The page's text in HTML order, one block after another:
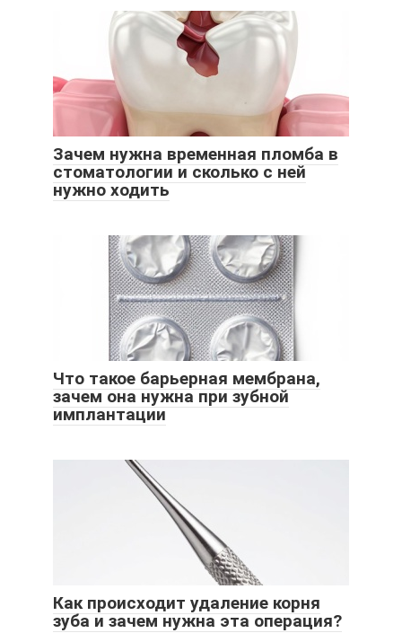
Зачем нужна временная пломба в
стоматологии и сколько с ней
нужно ходить
Что такое барьерная мембрана,
зачем она нужна при зубной
имплантации
Как происходит удаление корня
зуба и зачем нужна эта операция?